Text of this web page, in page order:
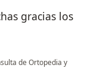
gracias los
de Ortopedia y